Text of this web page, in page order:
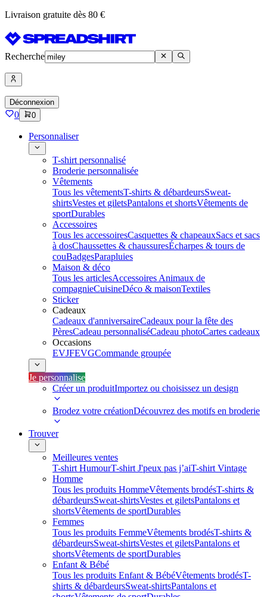
Livraison gratuite dès 80 €
Recherche
Déconnexion
0 0
Personnaliser
T-shirt personnalisé
Broderie personnalisée
Vêtements
Tous les vêtementsT-shirts & débardeursSweat-
shirtsVestes et giletsPantalons et shortsVêtements de
sportDurables
Accessoires
Tous les accessoiresCasquettes & chapeauxSacs et sacs
à dosChaussettes & chaussuresÉcharpes & tours de
couBadgesParapluies
Maison & déco
Tous les articlesAccessoires Animaux de
compagnieCuisineDéco & maisonTextiles
Sticker
Cadeaux
Cadeaux d'anniversaireCadeaux pour la fête des
PèresCadeau personnaliséCadeau photoCartes cadeaux
Occasions
EVJFEVGCommande groupée
Je personnalise
Créer un produitImportez ou choisissez un design
Brodez votre créationDécouvrez des motifs en broderie
Trouver
Meilleures ventes
T-shirt HumourT-shirt J'peux pas j’aiT-shirt Vintage
Homme
Tous les produits HommeVêtements brodésT-shirts &
débardeursSweat-shirtsVestes et giletsPantalons et
shortsVêtements de sportDurables
Femmes
Tous les produits FemmeVêtements brodésT-shirts &
débardeursSweat-shirtsVestes et giletsPantalons et
shortsVêtements de sportDurables
Enfant & Bébé
Tous les produits Enfant & BébéVêtements brodésT-
shirts & débardeursSweat-shirtsPantalons et